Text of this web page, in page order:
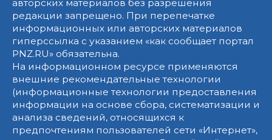
авторских материалов без разрешения
редакции запрещено. При перепечатке
информационных или авторских материалов
гиперссылка с указанием «как сообщает портал
PNZ.RU» обязательна.
На информационном ресурсе применяются
внешние рекомендательные технологии
(информационные технологии предоставления
информации на основе сбора, систематизации и
анализа сведений, относящихся к
предпочтениям пользователей сети «Интернет»,